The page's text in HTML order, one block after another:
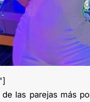
de las parejas más